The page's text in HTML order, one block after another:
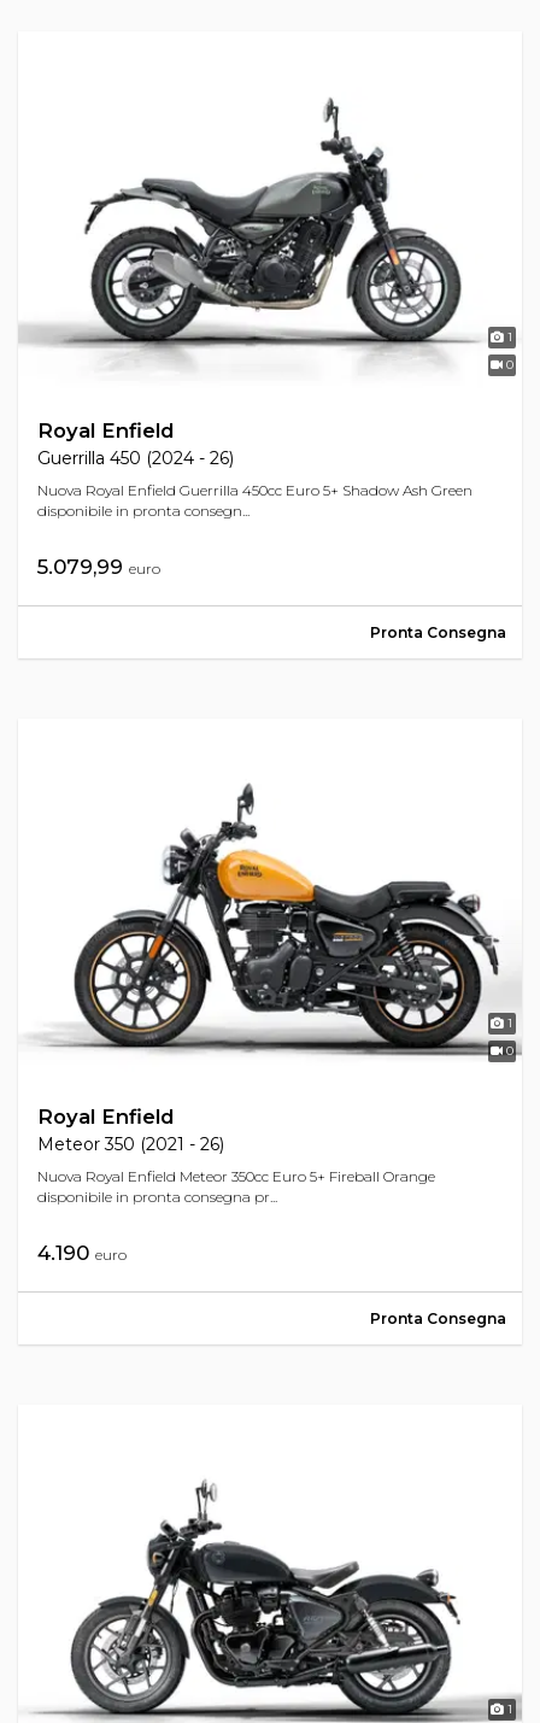
1
0
Royal Enfield
Guerrilla 450 (2024 - 26)
Nuova Royal Enfield Guerrilla 450cc Euro 5+ Shadow Ash Green
disponibile in pronta consegn...
5.079,99 euro
Pronta Consegna
1
0
Royal Enfield
Meteor 350 (2021 - 26)
Nuova Royal Enfield Meteor 350cc Euro 5+ Fireball Orange
disponibile in pronta consegna pr...
4.190 euro
Pronta Consegna
1